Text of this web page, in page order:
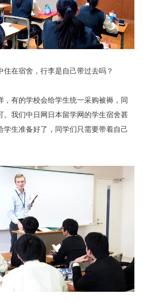
住在宿舍，行李是自己带过去吗？
，有的学校会给学生统一采购被褥，同
。我们中日网日本留学网的学生宿舍甚
学生准备好了，同学们只需要带着自己